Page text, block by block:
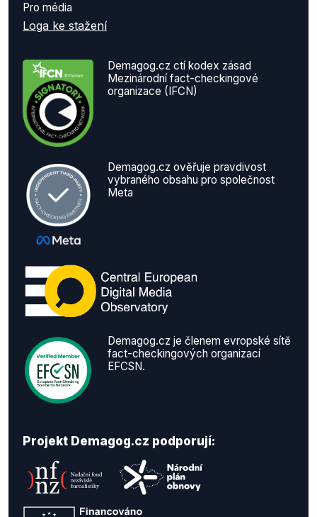
Pro média
Loga ke stažení
Demagog.cz ctí kodex zásad
Mezinárodní fact-checkingové
organizace (IFCN)
Demagog.cz ověřuje pravdivost
vybraného obsahu pro společnost
Meta
Demagog.cz je členem evropské sítě
fact-checkingových organizací
EFCSN.
Projekt Demagog.cz podporují: